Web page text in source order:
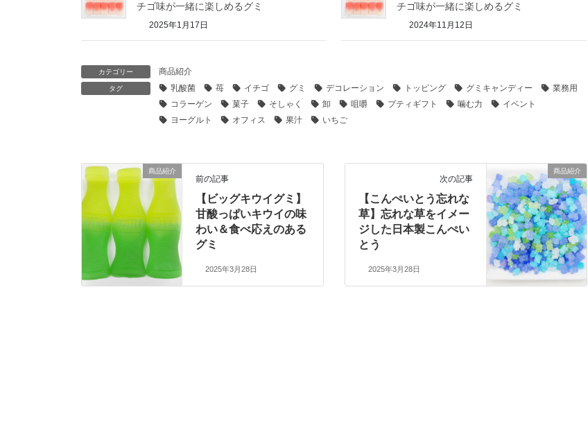
チゴ味が一緒に楽しめるグミ
2025年1月17日
チゴ味が一緒に楽しめるグミ
2024年11月12日
カテゴリー 商品紹介
タグ 乳酸菌 苺 イチゴ グミ デコレーション トッピング グミキャンディー
業務用
コラーゲン
菓子 そしゃく 卸 咀嚼 プティギフト 噛む力
イベント
ヨーグルト
オフィス 果汁 いちご
商品紹介
前の記事
【ビッグキウイグミ】
甘酸っぱいキウイの味
わい＆食べ応えのある
グミ
2025年3月28日
商品紹介
次の記事
【こんぺいとう忘れな
草】忘れな草をイメー
ジした日本製こんぺい
とう
2025年3月28日